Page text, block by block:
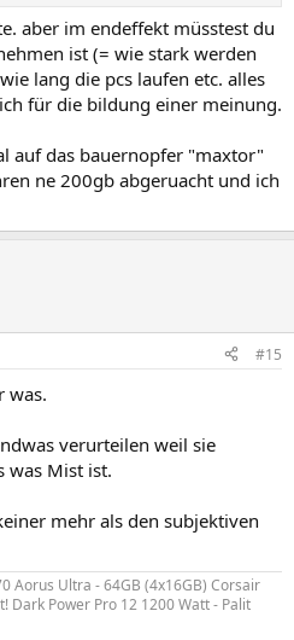
aber im endeffekt müsstest du
ist (= wie stark werden
lang die pcs laufen etc. alles
für die bildung einer meinung.
auf das bauernopfer "maxtor"
ne 200gb abgeruacht und ich
#15
was.
verurteilen weil sie
was Mist ist.
mehr als den subjektiven
Aorus Ultra - 64GB (4x16GB) Corsair
Dark Power Pro 12 1200 Watt - Palit